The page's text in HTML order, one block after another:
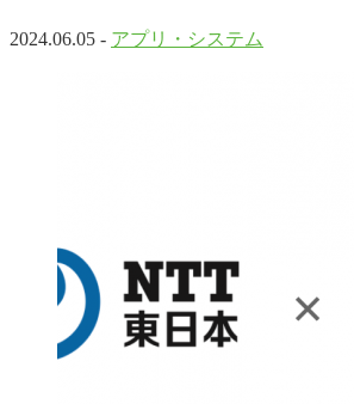
2024.06.05 - アプリ・システム